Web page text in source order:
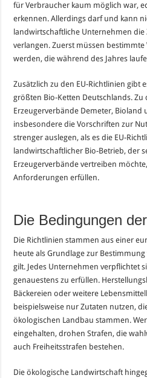
für Verbraucher kaum möglich war,
erkennen. Allerdings darf und kann
landwirtschaftliche Unternehmen die
verlangen. Zuerst müssen
werden, die während des Jahres
Zusätzlich zu den EU-Richtlinien gibt
größten Bio-Ketten Deutschlands. Zu
Erzeugerverbände Demeter, Bioland
insbesondere die Vorschriften zur
strenger auslegen, als es die EU-
landwirtschaftlicher Bio-Betrieb, der
Erzeugerverbände vertreiben
Anforderungen erfüllen.
Die Bedingungen
Die Richtlinien stammen aus einer
heute als Grundlage zur
gilt. Jedes Unternehmen verpflichtet
genauestens zu erfüllen.
Bäckereien oder weitere
beispielsweise nur Zutaten nutzen,
ökologischen Landbau stammen.
eingehalten, drohen Strafen, die
auch Freiheitsstrafen bestehen.
Die ökologische Landwirtschaft